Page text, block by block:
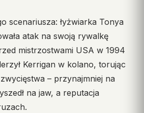
scenariusza: łyżwiarka Tonya
atak na swoją rywalkę
mistrzostwami USA w 1994
Kerrigan w kolano, torując
– przynajmniej na
na jaw, a reputacja